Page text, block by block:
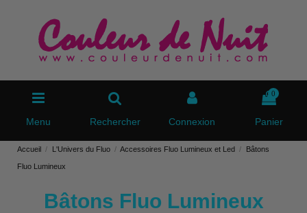
Menu Rechercher Connexion
0
Panier
Accueil L'Univers du Fluo Accessoires Fluo Lumineux et Led Bâtons
Fluo Lumineux
Bâtons Fluo Lumineux